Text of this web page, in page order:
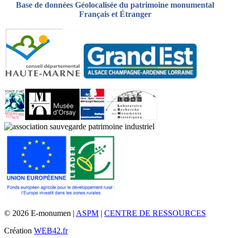
Base de données Géolocalisée du patrimoine monumental
Français et Étranger
© 2026 E-monumen | ASPM | CENTRE DE RESSOURCES
Création WEB42.fr